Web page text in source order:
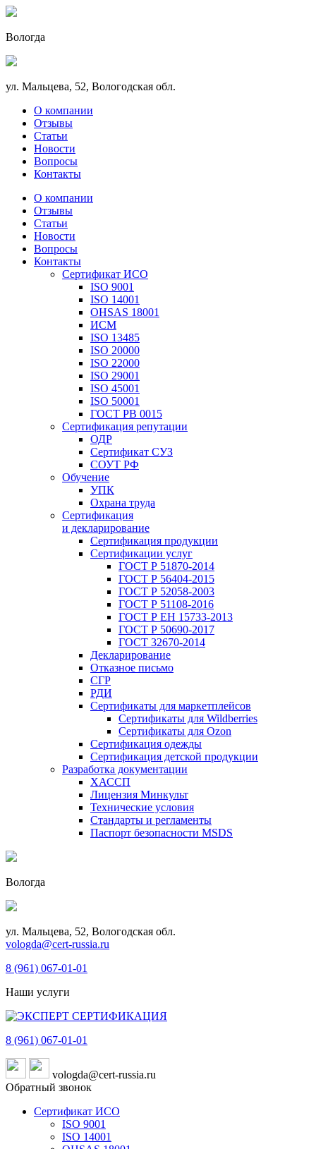
Вологда
ул. Мальцева, 52, Вологодская обл.
О компании
Отзывы
Статьи
Новости
Вопросы
Контакты
О компании
Отзывы
Статьи
Новости
Вопросы
Контакты
Сертификат ИСО
ISO 9001
ISO 14001
OHSAS 18001
ИСМ
ISO 13485
ISO 20000
ISO 22000
ISO 29001
ISO 45001
ISO 50001
ГОСТ РВ 0015
Сертификация репутации
ОДР
Сертификат СУЗ
СОУТ РФ
Обучение
УПК
Охрана труда
Сертификация
и декларирование
Сертификация продукции
Сертификации услуг
ГОСТ Р 51870-2014
ГОСТ Р 56404-2015
ГОСТ Р 52058-2003
ГОСТ Р 51108-2016
ГОСТ Р ЕН 15733-2013
ГОСТ Р 50690-2017
ГОСТ 32670-2014
Декларирование
Отказное письмо
СГР
РДИ
Сертификаты для маркетплейсов
Сертификаты для Wildberries
Сертификаты для Ozon
Сертификация одежды
Сертификация детской продукции
Разработка документации
ХАССП
Лицензия Минкульт
Технические условия
Стандарты и регламенты
Паспорт безопасности MSDS
Вологда
ул. Мальцева, 52, Вологодская обл.
vologda@cert-russia.ru
8 (961) 067-01-01
Наши услуги
8 (961) 067-01-01
vologda@cert-russia.ru
Обратный звонок
Сертификат ИСО
ISO 9001
ISO 14001